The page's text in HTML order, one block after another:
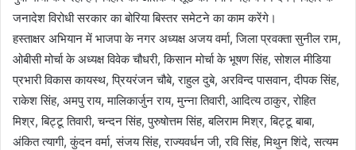
जनादेश विरोधी सरकार का बोरिया बिस्तर समेटने का काम करेंगे।
हस्ताक्षर अभियान में भाजपा के नगर अध्यक्ष अजय वर्मा, जिला प्रवक्ता सुनील राम,
ओबीसी मोर्चा के अध्यक्ष विवेक चौधरी, किसान मोर्चा के भूषण सिंह, सोशल मीडिया
प्रभारी विकास कायस्थ, प्रियरंजन चौबे, राहुल दुबे, अरविन्द पासवान, दीपक सिंह,
राकेश सिंह, अमपु राय, मालिकार्जुन राय, मुन्ना तिवारी, आदित्य ठाकुर, रोहित
मिश्र, बिट्टू तिवारी, चन्दन सिंह, पुरुषोत्तम सिंह, बलिराम मिश्र, बिट्टू बाबा,
अंकित त्यागी, कुंदन वर्मा, संजय सिंह, राज्यवर्धन जी, रवि सिंह, मिथुन शिंदे, सत्यम